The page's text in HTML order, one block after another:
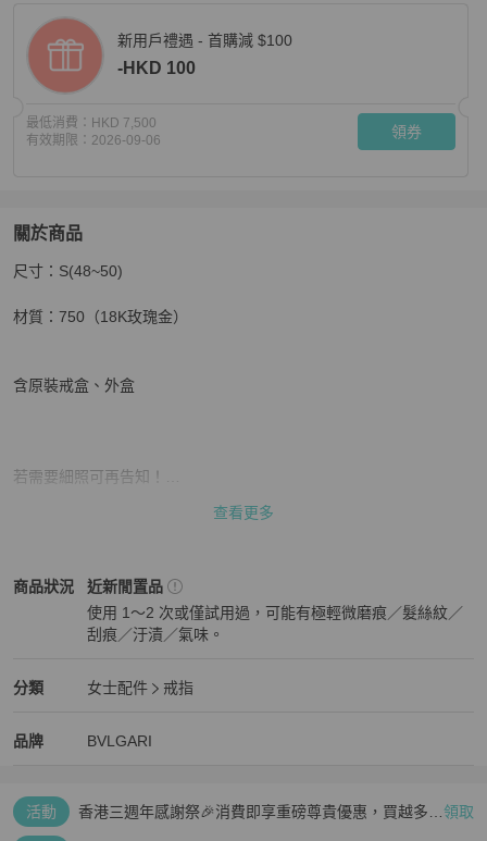
新用戶禮遇 - 首購減 $100
-HKD 100
最低消費： HKD 7,500
有效期限： 2026-09-06 領券
關於商品
關於 二手 寶格麗 BVLGARI BVLGARI BB系列 18K玫瑰金 青
尺寸：S(48~50)
材質：750（18K玫瑰金）
含原裝戒盒、外盒
若需要細照可再告知！
查看更多
商品狀況
BVLGARI 女士配件商品狀態與細節
近新閒置品
使用 1～2 次或僅試用過，可能有極輕微磨痕／髮絲紋／
刮痕／汙漬／氣味。
分類
BVLGARI 女士配件分類資訊
女士配件
戒指
品牌
BVLGARI 精品女士配件
BVLGARI
BVLGARI 推薦清單
活動
香港三週年感謝祭🎉消費即享重磅尊貴優惠，買越多、 領取